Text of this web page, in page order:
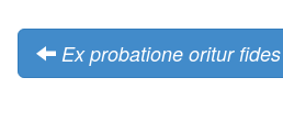
Ex probatione oritur fides